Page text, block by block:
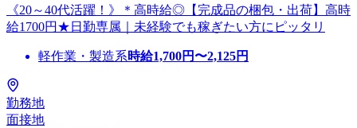
《20～40代活躍！》＊高時給◎【完成品の梱包・出荷】高時
給1700円★日勤専属｜未経験でも稼ぎたい方にピッタリ
軽作業・製造系時給1,700円〜2,125円
勤務地
面接地